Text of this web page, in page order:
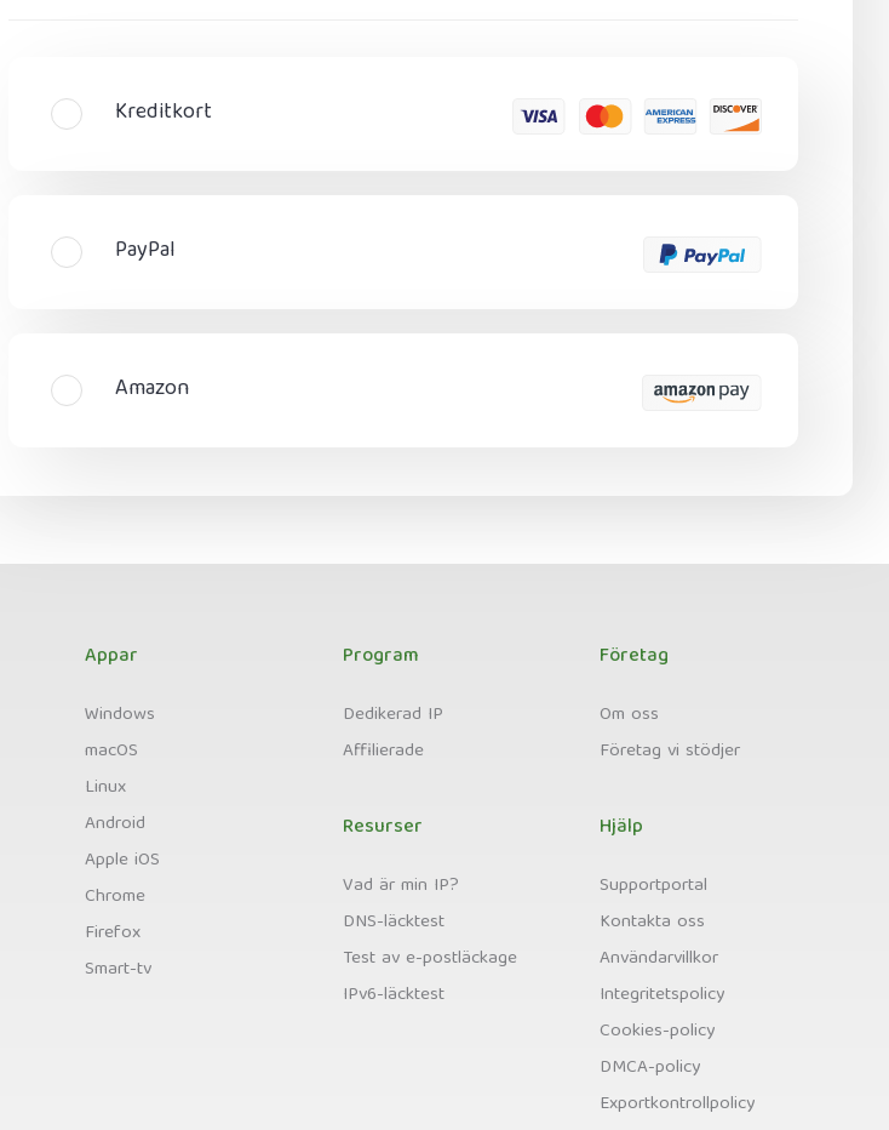
Kreditkort
PayPal
Amazon
Appar
Windows
macOS
Linux
Android
Apple iOS
Chrome
Firefox
Smart-tv
Program
Dedikerad IP
Affilierade
Resurser
Vad är min IP?
DNS-läcktest
Test av e-postläckage
IPv6-läcktest
Företag
Om oss
Företag vi stödjer
Hjälp
Supportportal
Kontakta oss
Användarvillkor
Integritetspolicy
Cookies-policy
DMCA-policy
Exportkontrollpolicy